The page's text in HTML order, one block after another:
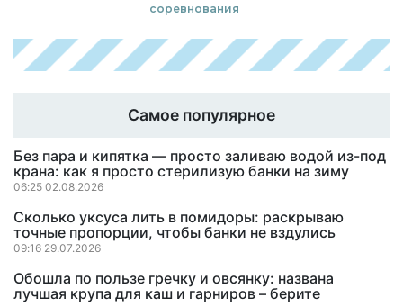
соревнования
Самое популярное
Без пара и кипятка — просто заливаю водой из-под
крана: как я просто стерилизую банки на зиму
06:25 02.08.2026
Сколько уксуса лить в помидоры: раскрываю
точные пропорции, чтобы банки не вздулись
09:16 29.07.2026
Обошла по пользе гречку и овсянку: названа
лучшая крупа для каш и гарниров – берите